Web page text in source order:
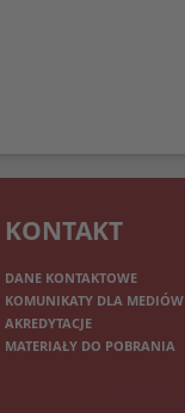
KONTAKT
DANE KONTAKTOWE
KOMUNIKATY DLA MEDIÓW
AKREDYTACJE
MATERIAŁY DO POBRANIA